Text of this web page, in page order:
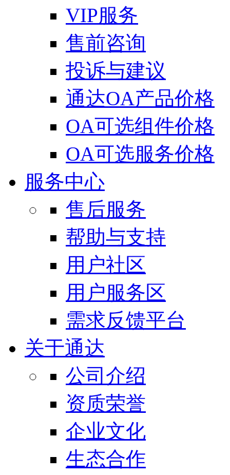
VIP服务
售前咨询
投诉与建议
通达OA产品价格
OA可选组件价格
OA可选服务价格
服务中心
售后服务
帮助与支持
用户社区
用户服务区
需求反馈平台
关于通达
公司介绍
资质荣誉
企业文化
生态合作